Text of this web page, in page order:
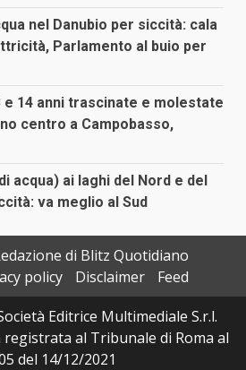
nel Danubio per siccità: cala
Parlamento al buio per
e 14 anni trascinate e molestate
centro a Campobasso,
acqua) ai laghi del Nord e del
va meglio al Sud
di Blitz Quotidiano
policy Disclaimer
Feed
Editrice Multimediale S.r.l.
al Tribunale di Roma al
del 14/12/2021